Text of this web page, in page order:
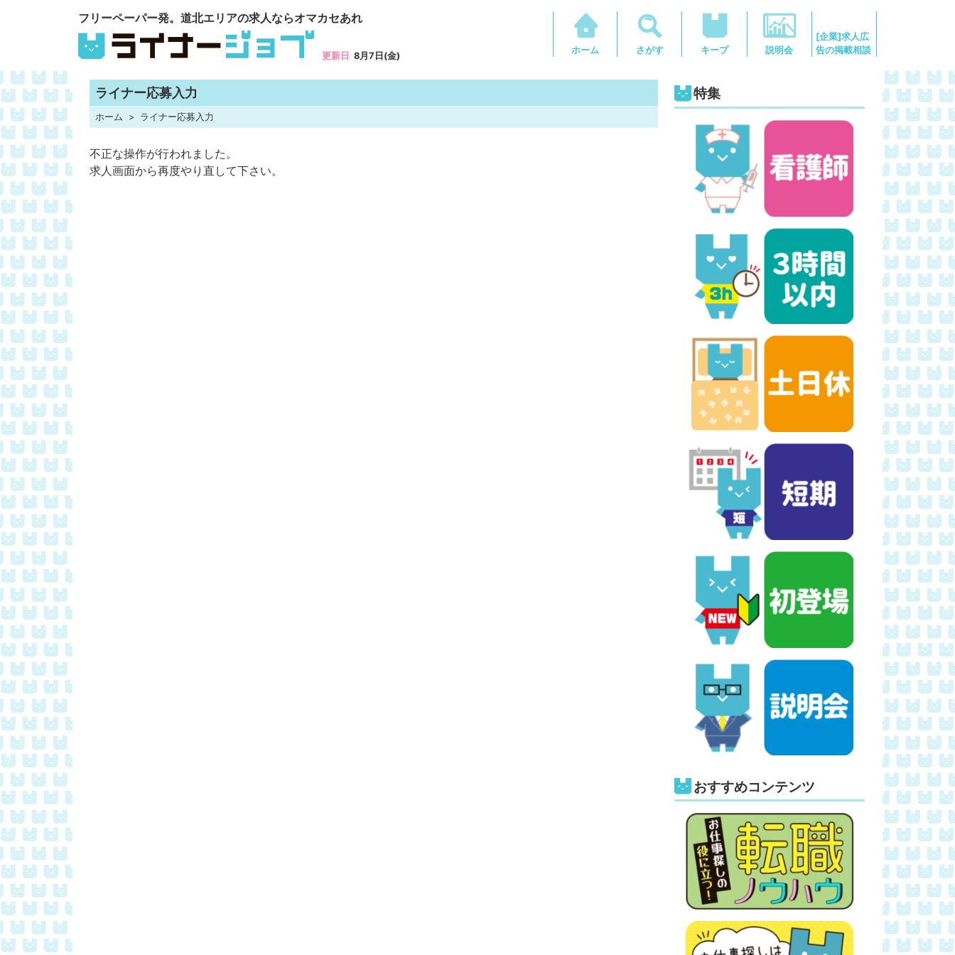
フリーペーパー発。道北エリアの求人ならオマカセあれ
更新日 8月7日(金)
ホーム さがす キープ 説明会
[企業]求人広
告の掲載相談
ライナー応募入力
ホーム ライナー応募入力
不正な操作が行われました。
求人画面から再度やり直して下さい。
特集
おすすめコンテンツ